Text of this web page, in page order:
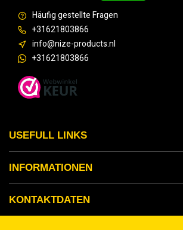
Häufig gestellte Fragen
+31621803866
info@nize-products.nl
+31621803866
USEFULL LINKS
INFORMATIONEN
KONTAKTDATEN